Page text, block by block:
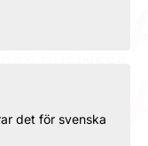
det för svenska